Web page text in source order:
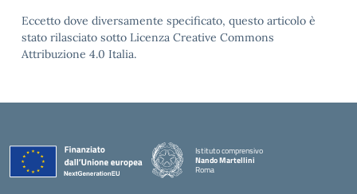
Eccetto dove diversamente specificato, questo articolo è
stato rilasciato sotto Licenza Creative Commons
Attribuzione 4.0 Italia.
Istituto comprensivo
Nando Martellini
Roma